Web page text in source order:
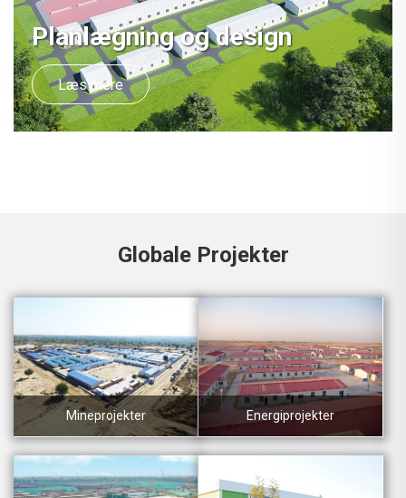
Planlægning og design
Læs mere
Globale Projekter
Mineprojekter Energiprojekter